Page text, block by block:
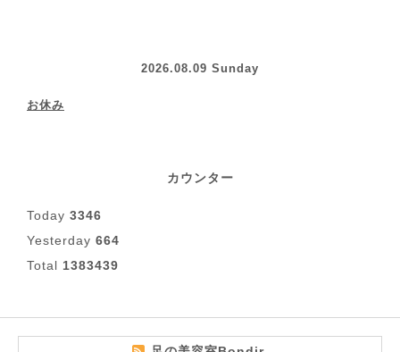
2026.08.09 Sunday
お休み
カウンター
Today 3346
Yesterday 664
Total 1383439